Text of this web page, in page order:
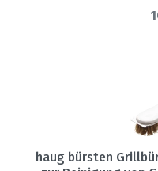
haug bürsten